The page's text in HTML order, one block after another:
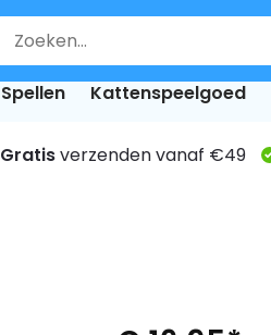
Spellen Kattenspeelgoed
Gratisverzenden vanaf €49